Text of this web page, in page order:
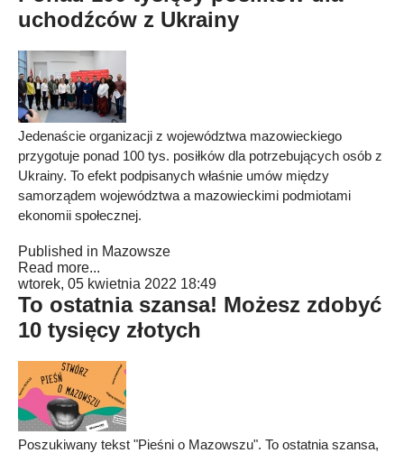
uchodźców z Ukrainy
Jedenaście organizacji z województwa mazowieckiego
przygotuje ponad 100 tys. posiłków dla potrzebujących osób z
Ukrainy. To efekt podpisanych właśnie umów między
samorządem województwa a mazowieckimi podmiotami
ekonomii społecznej.
Published in Mazowsze
Read more...
wtorek, 05 kwietnia 2022 18:49
To ostatnia szansa! Możesz zdobyć
10 tysięcy złotych
Poszukiwany tekst "Pieśni o Mazowszu". To ostatnia szansa,